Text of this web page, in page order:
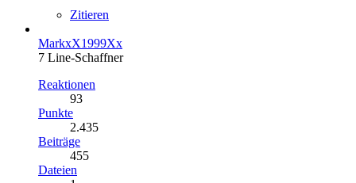
Zitieren
MarkxX1999Xx
7 Line-Schaffner
Reaktionen
93
Punkte
2.435
Beiträge
455
Dateien